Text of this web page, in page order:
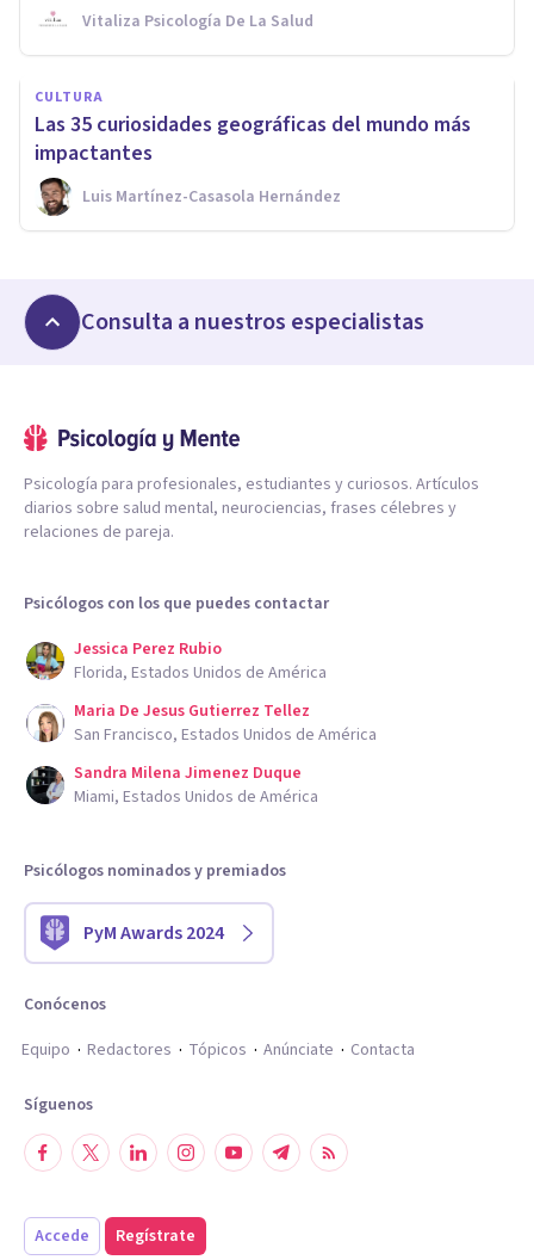
Vitaliza Psicología De La Salud
CULTURA
Las 35 curiosidades geográficas del mundo más
impactantes
Luis Martínez-Casasola Hernández
Consulta a nuestros especialistas
Psicología para profesionales, estudiantes y curiosos. Artículos
diarios sobre salud mental, neurociencias, frases célebres y
relaciones de pareja.
Psicólogos con los que puedes contactar
Jessica Perez Rubio
Florida, Estados Unidos de América
Maria De Jesus Gutierrez Tellez
San Francisco, Estados Unidos de América
Sandra Milena Jimenez Duque
Miami, Estados Unidos de América
Psicólogos nominados y premiados
PyM Awards 2024
Conócenos
Equipo
Redactores Tópicos Anúnciate Contacta
Síguenos
Accede Regístrate